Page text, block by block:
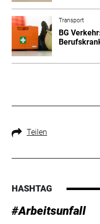
Transport
BG
Teilen
HASHTAG
#Arbeitsunfall